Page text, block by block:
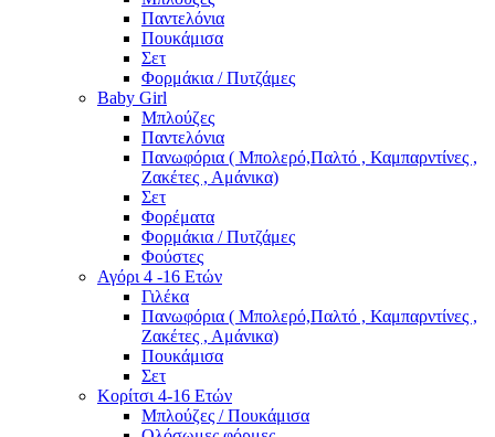
Παντελόνια
Πουκάμισα
Σετ
Φορμάκια / Πυτζάμες
Baby Girl
Μπλούζες
Παντελόνια
Πανωφόρια ( Μπολερό,Παλτό , Καμπαρντίνες ,
Ζακέτες , Αμάνικα)
Σετ
Φορέματα
Φορμάκια / Πυτζάμες
Φούστες
Αγόρι 4 -16 Ετών
Γιλέκα
Πανωφόρια ( Μπολερό,Παλτό , Καμπαρντίνες ,
Ζακέτες , Αμάνικα)
Πουκάμισα
Σετ
Κορίτσι 4-16 Ετών
Μπλούζες / Πουκάμισα